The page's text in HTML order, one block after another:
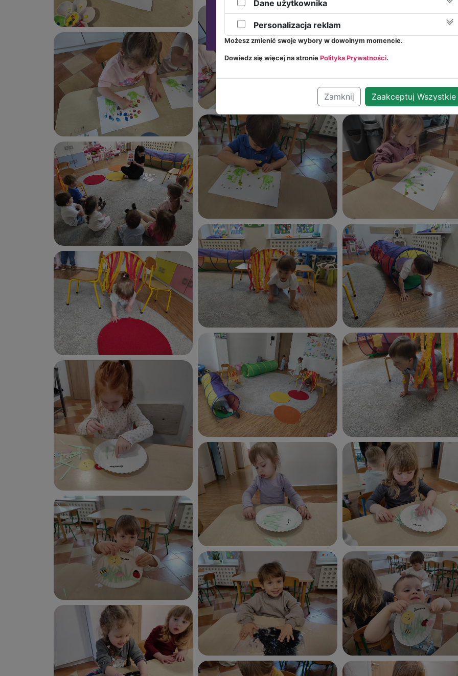
Dane użytkownika
Personalizacja reklam
Możesz zmienić swoje wybory w dowolnym momencie.
Dowiedz się więcej na stronie Polityka Prywatności.
Zamknij Zaakceptuj Wszystkie